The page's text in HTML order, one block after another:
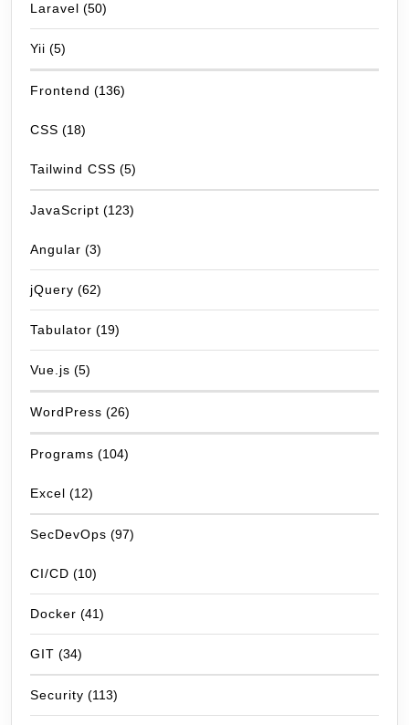
Laravel (50)
Yii (5)
Frontend (136)
CSS (18)
Tailwind CSS (5)
JavaScript (123)
Angular (3)
jQuery (62)
Tabulator (19)
Vue.js (5)
WordPress (26)
Programs (104)
Excel (12)
SecDevOps (97)
CI/CD (10)
Docker (41)
GIT (34)
Security (113)